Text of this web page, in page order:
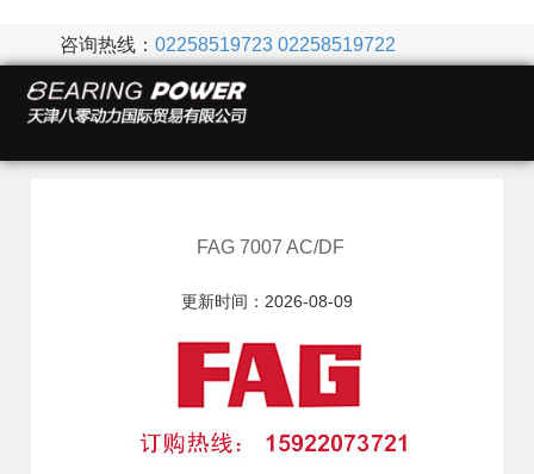
咨询热线： 02258519723 02258519722
FAG 7007 AC/DF
更新时间：2026-08-09